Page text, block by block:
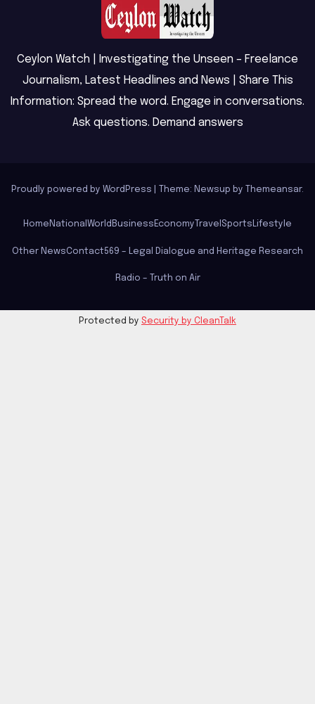
Ceylon Watch | Investigating the Unseen – Freelance
Journalism, Latest Headlines and News | Share This
Information: Spread the word. Engage in conversations.
Ask questions. Demand answers
Proudly powered by WordPress Theme: Newsup by Themeansar.
Home National World Business Economy Travel Sports Lifestyle
Other NewsContact569 – Legal Dialogue and Heritage Research
Radio – Truth on Air
Protected by Security by CleanTalk